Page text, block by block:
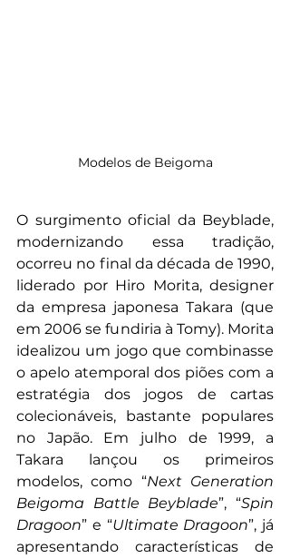
Modelos de Beigoma
O surgimento oficial da Beyblade,
modernizando essa tradição,
ocorreu no final da década de 1990,
liderado por Hiro Morita, designer
da empresa japonesa Takara (que
em 2006 se fundiria à Tomy). Morita
idealizou um jogo que combinasse
o apelo atemporal dos piões com a
estratégia dos jogos de cartas
colecionáveis, bastante populares
no Japão. Em julho de 1999, a
Takara lançou os primeiros
modelos, como “Next Generation
Beigoma Battle Beyblade”, “Spin
Dragoon” e “Ultimate Dragoon”, já
apresentando características de